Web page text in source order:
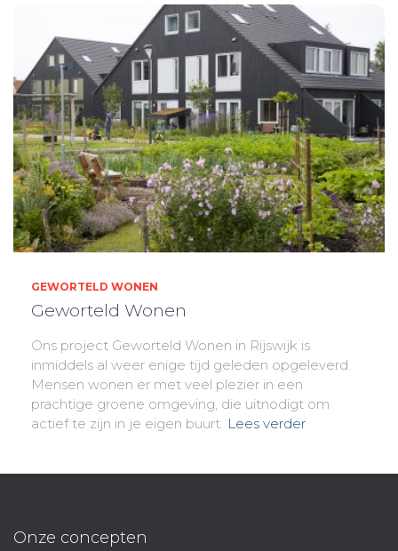
GEWORTELD WONEN
Geworteld Wonen
Ons project Geworteld Wonen in Rijswijk is
inmiddels al weer enige tijd geleden opgeleverd.
Mensen wonen er met veel plezier in een
prachtige groene omgeving, die uitnodigt om
actief te zijn in je eigen buurt. Lees verder
Onze concepten